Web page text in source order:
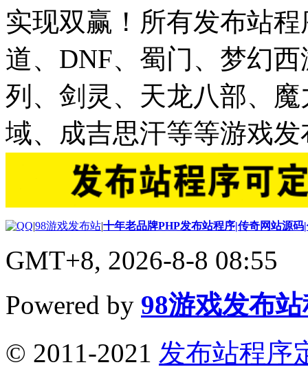
实现双赢！所有发布站
道、DNF、蜀门、梦幻
列、剑灵、天龙八部、
域、成吉思汗等等游戏
|98游戏发布站|十年老品牌PHP发布站程序|传奇网站源
GMT+8, 2026-8-8 08:55
Powered by 98游戏发布
© 2011-2021 发布站程序